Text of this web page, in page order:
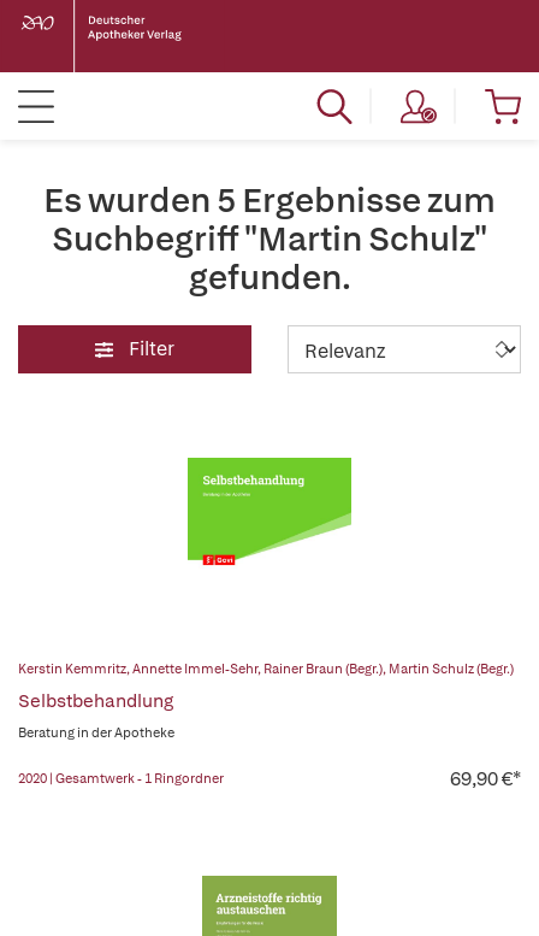
Es wurden 5 Ergebnisse zum
Suchbegriff "Martin Schulz"
gefunden.
Filter
Kerstin Kemmritz,Annette Immel-Sehr, Rainer Braun (Begr.), Martin Schulz (Begr.)
Selbstbehandlung
Beratung in der Apotheke
2020 | Gesamtwerk - 1 Ringordner 69,90 €*